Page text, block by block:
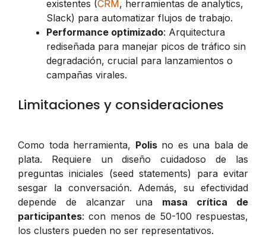
existentes (CRM, herramientas de analytics,
Slack) para automatizar flujos de trabajo.
Performance optimizado: Arquitectura
rediseñada para manejar picos de tráfico sin
degradación, crucial para lanzamientos o
campañas virales.
Limitaciones y consideraciones
Como toda herramienta, Polisno es una bala de
plata. Requiere un diseño cuidadoso de las
preguntas iniciales (seed statements) para evitar
sesgar la conversación. Además, su efectividad
depende de alcanzar una masa crítica de
participantes: con menos de 50-100 respuestas,
los clusters pueden no ser representativos.